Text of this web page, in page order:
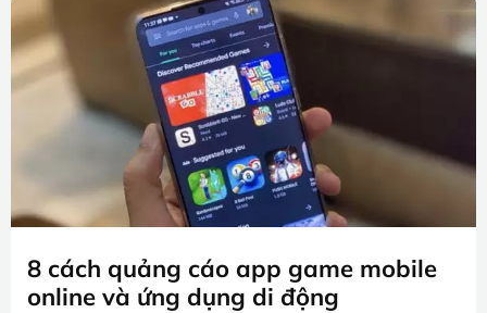
8 cách quảng cáo app game mobile
online và ứng dụng di động